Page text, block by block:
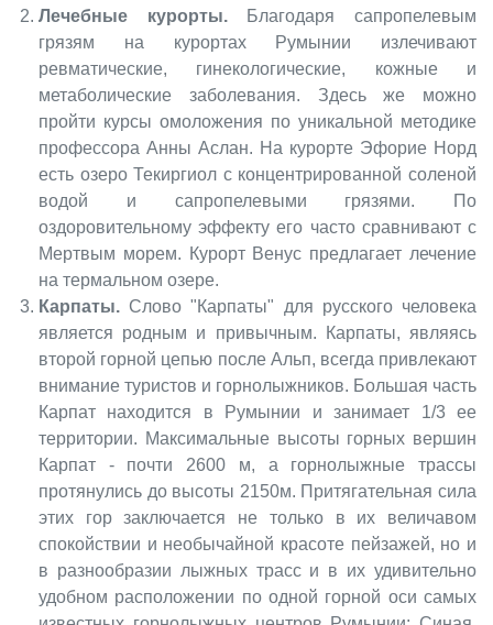
Лечебные курорты. Благодаря сапропелевым
грязям на курортах Румынии излечивают
ревматические, гинекологические, кожные и
метаболические заболевания. Здесь же можно
пройти курсы омоложения по уникальной методике
профессора Анны Аслан. На курорте Эфорие Норд
есть озеро Текиргиол с концентрированной соленой
водой и сапропелевыми грязями. По
оздоровительному эффекту его часто сравнивают с
Мертвым морем. Курорт Венус предлагает лечение
на термальном озере.
Карпаты. Слово "Карпаты" для русского человека
является родным и привычным. Карпаты, являясь
второй горной цепью после Альп, всегда привлекают
внимание туристов и горнолыжников. Большая часть
Карпат находится в Румынии и занимает 1/3 ее
территории. Максимальные высоты горных вершин
Карпат - почти 2600 м, а горнолыжные трассы
протянулись до высоты 2150м. Притягательная сила
этих гор заключается не только в их величавом
спокойствии и необычайной красоте пейзажей, но и
в разнообразии лыжных трасс и в их удивительно
удобном расположении по одной горной оси самых